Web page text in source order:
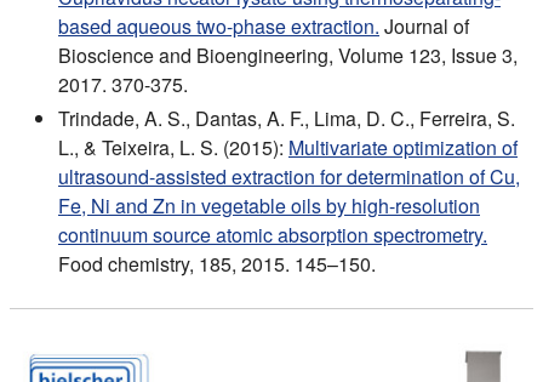
based aqueous two-phase extraction. Journal of
Bioscience and Bioengineering, Volume 123, Issue 3,
2017. 370-375.
Trindade, A. S., Dantas, A. F., Lima, D. C., Ferreira, S.
L., & Teixeira, L. S. (2015): Multivariate optimization of
ultrasound-assisted extraction for determination of Cu,
Fe, Ni and Zn in vegetable oils by high-resolution
continuum source atomic absorption spectrometry.
Food chemistry, 185, 2015. 145–150.